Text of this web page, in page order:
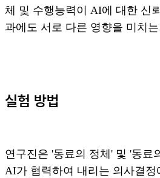
체 및 수행능력이 AI에 대한 신
과에도 서로 다른 영향을 미치는
실험 방법
연구진은 '동료의 정체' 및 '동료
AI가 협력하여 내리는 의사결